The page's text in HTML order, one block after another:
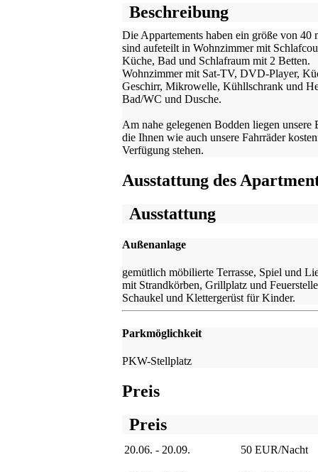
Beschreibung
Die Appartements haben ein größe von 40
sind aufeteilt in Wohnzimmer mit
Küche, Bad und Schlafraum mit 2 Betten.
Wohnzimmer mit Sat-TV, DVD-Player,
Geschirr, Mikrowelle, Kühllschrank und
Bad/WC und Dusche.
Am nahe gelegenen Bodden liegen unsere
die Ihnen wie auch unsere Fahrräder
Verfügung stehen.
Ausstattung des
Ausstattung
Außenanlage
gemütlich möbilierte Terrasse, Spiel und
mit Strandkörben, Grillplatz und
Schaukel und Klettergerüst für Kinder.
Parkmöglichkeit
PKW-Stellplatz
Preis
Preis
20.06. - 20.09. 50 EUR/Nacht